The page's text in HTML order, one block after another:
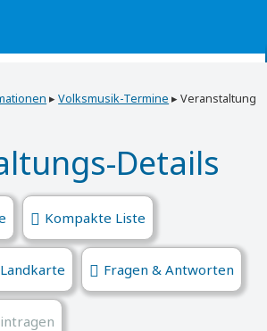
▸Volksmusik-Termine ▸Veranstaltung
Details
Kompakte Liste
Fragen & Antworten